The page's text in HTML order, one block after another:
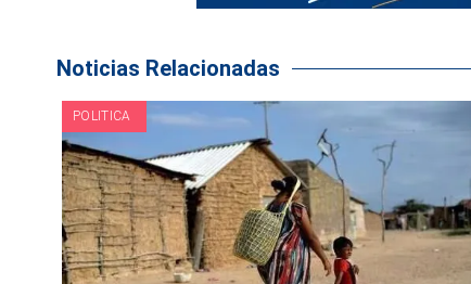
Noticias Relacionadas
POLITICA